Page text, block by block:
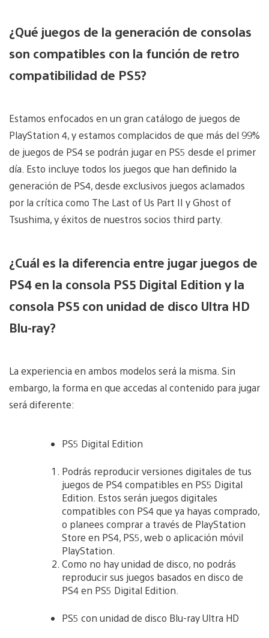
¿Qué juegos de la generación de consolas
son compatibles con la función de retro
compatibilidad de PS5?
Estamos enfocados en un gran catálogo de juegos de
PlayStation 4, y estamos complacidos de que más del 99%
de juegos de PS4 se podrán jugar en PS5 desde el primer
día. Esto incluye todos los juegos que han definido la
generación de PS4, desde exclusivos juegos aclamados
por la crítica como The Last of Us Part II y Ghost of
Tsushima, y éxitos de nuestros socios third party.
¿Cuál es la diferencia entre jugar juegos de
PS4 en la consola PS5 Digital Edition y la
consola PS5 con unidad de disco Ultra HD
Blu-ray?
La experiencia en ambos modelos será la misma. Sin
embargo, la forma en que accedas al contenido para jugar
será diferente:
PS5 Digital Edition
Podrás reproducir versiones digitales de tus
juegos de PS4 compatibles en PS5 Digital
Edition. Estos serán juegos digitales
compatibles con PS4 que ya hayas comprado,
o planees comprar a través de PlayStation
Store en PS4, PS5, web o aplicación móvil
PlayStation.
Como no hay unidad de disco, no podrás
reproducir sus juegos basados ​​en disco de
PS4 en PS5 Digital Edition.
PS5 con unidad de disco Blu-ray Ultra HD